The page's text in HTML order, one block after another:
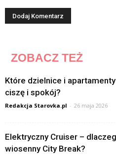
ZOBACZ TEŻ
Które dzielnice i
ciszę i spokój?
Redakcja Starovka.pl - 26 maja 2026
Elektryczny Cruiser –
wiosenny City Break?